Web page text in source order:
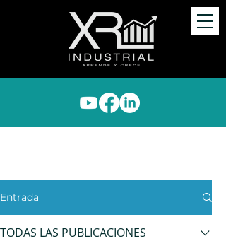
Entrada
TODAS LAS PUBLICACIONES